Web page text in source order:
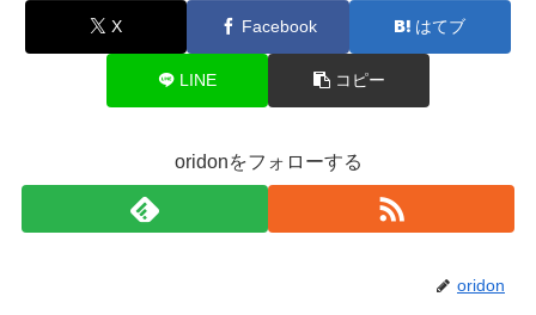
X Facebook はてブ
LINE コピー
oridonをフォローする
oridon